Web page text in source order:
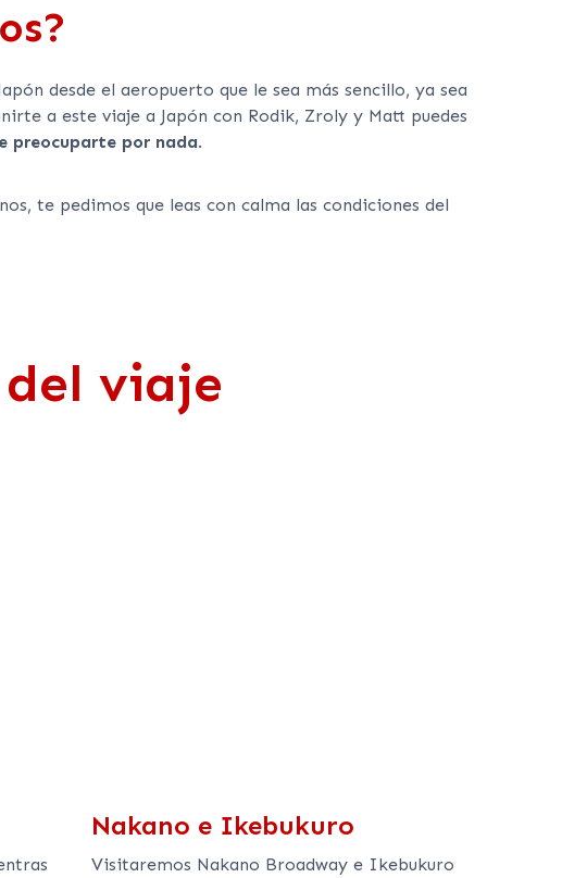
desde el aeropuerto que le sea más sencillo, ya sea
a este viaje a Japón con Rodik, Zroly y Matt puedes
preocuparte por nada.
te pedimos que leas con calma las condiciones del
viaje
Nakano e Ikebukuro
Visitaremos Nakano Broadway e Ikebukuro